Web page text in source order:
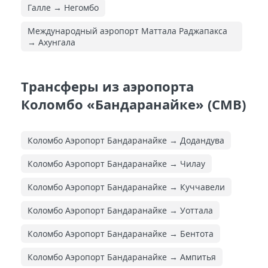
Галле → Негомбо
Международный аэропорт Маттала Раджапакса
→ Ахунгала
Трансферы из аэропорта
Коломбо «Бандаранайке» (CMB)
Коломбо Аэропорт Бандаранайке → Додандува
Коломбо Аэропорт Бандаранайке → Чилау
Коломбо Аэропорт Бандаранайке → Куччавели
Коломбо Аэропорт Бандаранайке → Уоттала
Коломбо Аэропорт Бандаранайке → Бентота
Коломбо Аэропорт Бандаранайке → Ампитья